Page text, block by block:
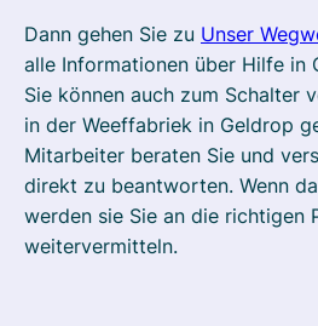
Dann gehen Sie zu Unser
alle Informationen über Hilfe in
Sie können auch zum Schalter
in der Weeffabriek in Geldrop
Mitarbeiter beraten Sie und
direkt zu beantworten. Wenn
werden sie Sie an die richtigen
weitervermitteln.